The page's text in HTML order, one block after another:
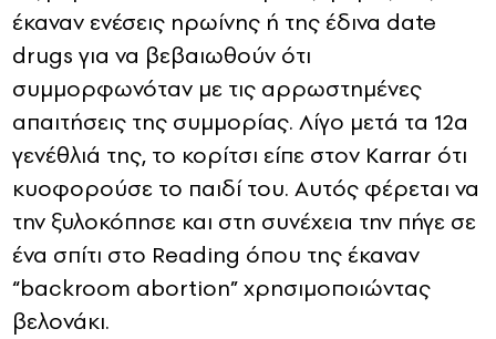
έκαναν ενέσεις ηρωίνης ή της έδινα date
drugs για να βεβαιωθούν ότι
συμμορφωνόταν με τις αρρωστημένες
απαιτήσεις της συμμορίας. Λίγο μετά τα 12α
γενέθλιά της, το κορίτσι είπε στον Karrar ότι
κυοφορούσε το παιδί του. Αυτός φέρεται να
την ξυλοκόπησε και στη συνέχεια την πήγε σε
ένα σπίτι στο Reading όπου της έκαναν
“backroom abortion” χρησιμοποιώντας
βελονάκι.